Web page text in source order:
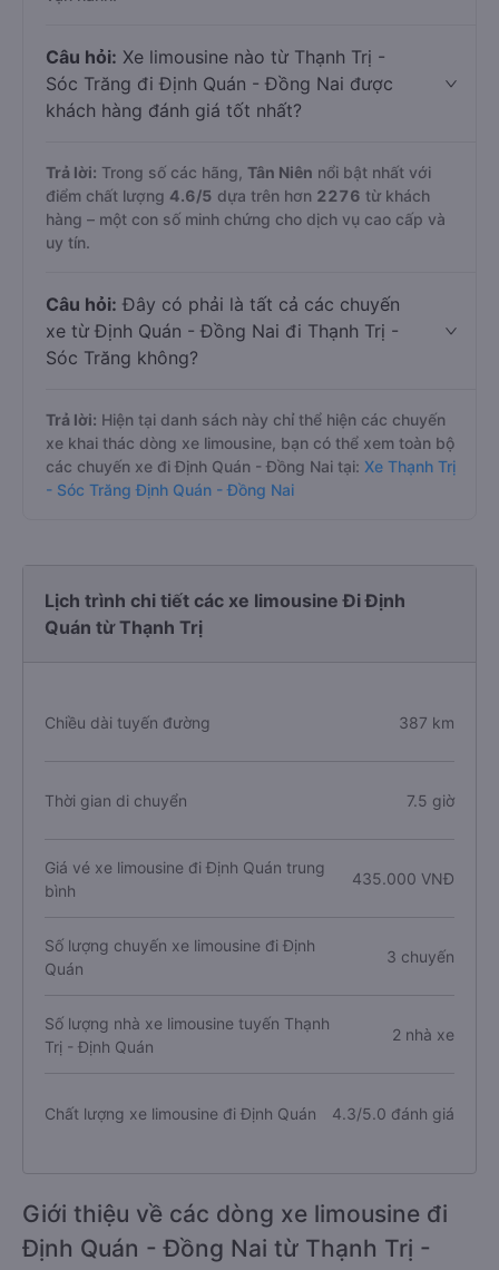
Câu hỏi: Xe limousine nào từ Thạnh Trị -
Sóc Trăng đi Định Quán - Đồng Nai được
khách hàng đánh giá tốt nhất?
Trả lời: Trong số các hãng, Tân Niên nổi bật nhất với
điểm chất lượng 4.6/5 dựa trên hơn 2276 từ khách
hàng – một con số minh chứng cho dịch vụ cao cấp và
uy tín.
Câu hỏi: Đây có phải là tất cả các chuyến
xe từ Định Quán - Đồng Nai đi Thạnh Trị -
Sóc Trăng không?
Trả lời: Hiện tại danh sách này chỉ thể hiện các chuyến
xe khai thác dòng xe limousine, bạn có thể xem toàn bộ
các chuyến xe đi Định Quán - Đồng Nai tại: Xe Thạnh Trị
- Sóc Trăng Định Quán - Đồng Nai
Lịch trình chi tiết các xe limousine Đi Định
Quán từ Thạnh Trị
Chiều dài tuyến đường 387 km
Thời gian di chuyển 7.5 giờ
Giá vé xe limousine đi Định Quán trung
bình
435.000 VNĐ
Số lượng chuyến xe limousine đi Định
Quán
3 chuyến
Số lượng nhà xe limousine tuyến Thạnh
Trị - Định Quán
2 nhà xe
Chất lượng xe limousine đi Định Quán 4.3/5.0 đánh giá
Giới thiệu về các dòng xe limousine đi
Định Quán - Đồng Nai từ Thạnh Trị -